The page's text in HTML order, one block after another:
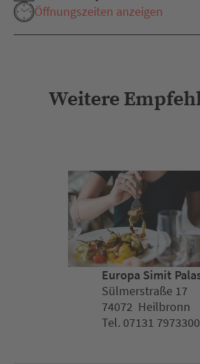
Öffnungszeiten anzeigen
Weitere
Europa Simit
Sülmerstraße 17
74072 Heilbronn
Tel. 07131 7973300